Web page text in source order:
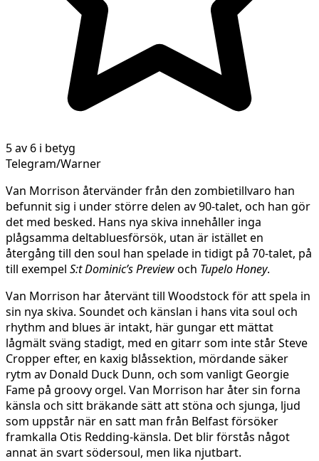
5 av 6 i betyg
Telegram/Warner
Van Morrison återvänder från den zombietillvaro han
befunnit sig i under större delen av 90-talet, och han gör
det med besked. Hans nya skiva innehåller inga
plågsamma deltabluesförsök, utan är istället en
återgång till den soul han spelade in tidigt på 70-talet, på
till exempel S:t Dominic’s Previewoch Tupelo Honey.
Van Morrison har återvänt till Woodstock för att spela in
sin nya skiva. Soundet och känslan i hans vita soul och
rhythm and blues är intakt, här gungar ett mättat
lågmält sväng stadigt, med en gitarr som inte står Steve
Cropper efter, en kaxig blåssektion, mördande säker
rytm av Donald Duck Dunn, och som vanligt Georgie
Fame på groovy orgel. Van Morrison har åter sin forna
känsla och sitt bräkande sätt att stöna och sjunga, ljud
som uppstår när en satt man från Belfast försöker
framkalla Otis Redding-känsla. Det blir förstås något
annat än svart södersoul, men lika njutbart.